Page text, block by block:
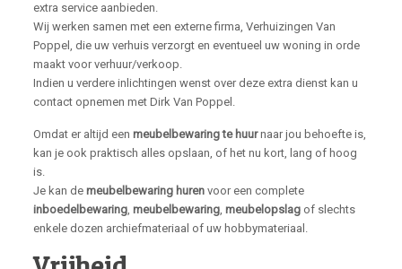
extra service aanbieden.
Wij werken samen met een externe firma, Verhuizingen Van
Poppel, die uw verhuis verzorgt en eventueel uw woning in orde
maakt voor verhuur/verkoop.
Indien u verdere inlichtingen wenst over deze extra dienst kan u
contact opnemen met Dirk Van Poppel.
Omdat er altijd een meubelbewaring te huurnaar jou behoefte is,
kan je ook praktisch alles opslaan, of het nu kort, lang of hoog
is.
Je kan de meubelbewaring hurenvoor een complete
inboedelbewaring, meubelbewaring, meubelopslagof slechts
enkele dozen archiefmateriaal of uw hobbymateriaal.